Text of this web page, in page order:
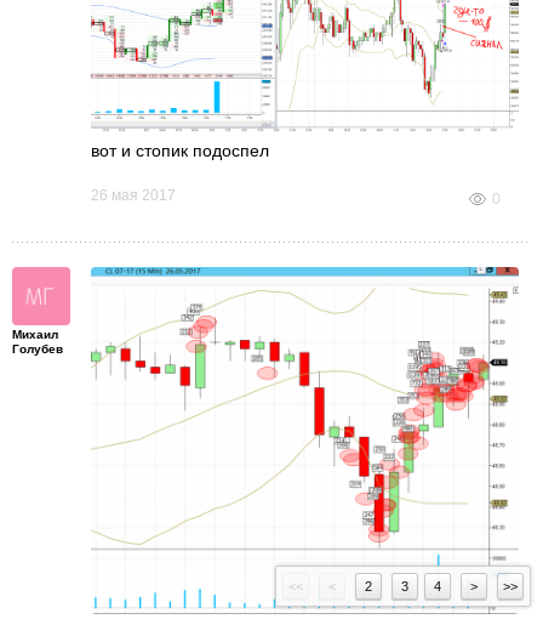
вот и стопик подоспел
26 мая 2017 0
Михаил
Голубев
<< < 2 3 4 > >>